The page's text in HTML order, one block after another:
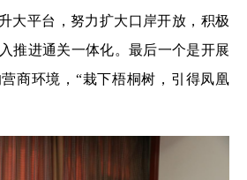
大平台，努力扩大口岸开放，积极
推进通关一体化。最后一个是开展
商环境，“栽下梧桐树，引得凤凰